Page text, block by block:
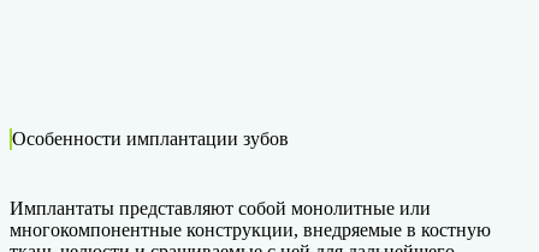
Особенности имплантации зубов
Имплантаты представляют собой монолитные или
многокомпонентные конструкции, внедряемые в костную